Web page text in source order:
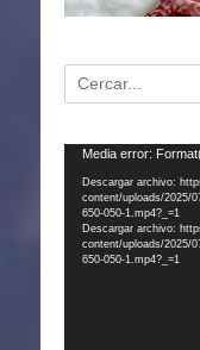
Buscar:
Reproductor
vídeo
Media error:
Descargar archivo:
content/uploads/2025/
650-050-1.mp4?_=1
Descargar archivo:
content/uploads/2025/
650-050-1.mp4?_=1